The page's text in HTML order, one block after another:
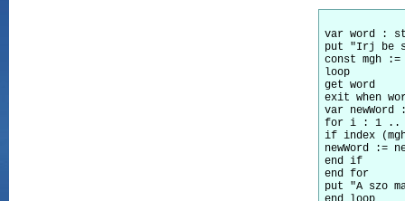
var word :
put "Irj be
const mgh
loop
get word
exit when
var
for i : 1 ..
if index
newWord :=
end if
end for
put "A szo